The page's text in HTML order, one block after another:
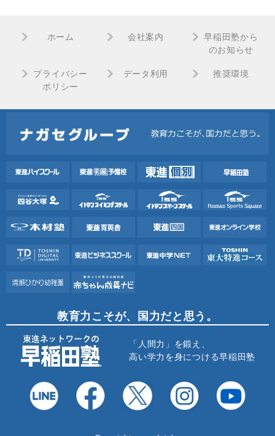
ホーム 会社案内
早稲田塾から
のお知らせ
プライバシー
ポリシー
データ利用 推奨環境
教育力こそが、国力だと思う。
「人間力」を鍛え、
高い学力を身につける早稲田塾